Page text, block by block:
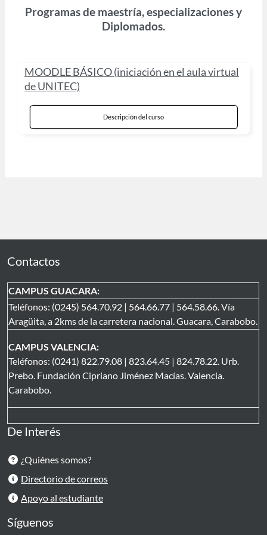
Programas de maestría, especializaciones y
Diplomados.
MOODLE BÁSICO (iniciación en el aula virtual
de UNITEC)
Descripción del curso
Contactos
CAMPUS GUACARA:
Teléfonos: (0245) 564.70.92 | 564.66.77 | 564.58.66. Vía
Aragüita, a 2kms de la carretera nacional. Guacara, Carabobo.
CAMPUS VALENCIA:
Teléfonos: (0241) 822.79.08 | 823.64.45 | 824.78.22. Urb.
Prebo. Fundación Cipriano Jiménez Macías. Valencia.
Carabobo.
De Interés
¿Quiénes somos?
Directorio de correos
Apoyo al estudiante
Síguenos